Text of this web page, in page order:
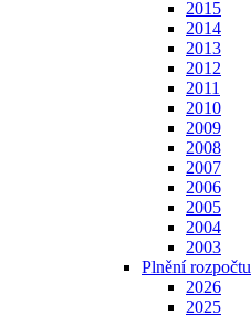
2015
2014
2013
2012
2011
2010
2009
2008
2007
2006
2005
2004
2003
Plnění rozpočtu
2026
2025